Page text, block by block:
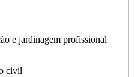
e jardinagem profissional
civil